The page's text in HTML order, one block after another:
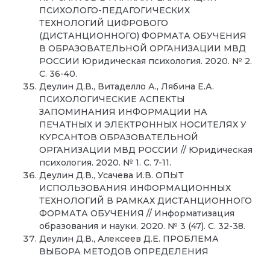
ПСИХОЛОГО-ПЕДАГОГИЧЕСКИХ
ТЕХНОЛОГИЙ ЦИФРОВОГО
(ДИСТАНЦИОННОГО) ФОРМАТА ОБУЧЕНИЯ
В ОБРАЗОВАТЕЛЬНОЙ ОРГАНИЗАЦИИ МВД
РОССИИ Юридическая психология. 2020. № 2.
С. 36-40.
Деулин Д.В., Витаделло А., Лябина Е.А.
ПСИХОЛОГИЧЕСКИЕ АСПЕКТЫ
ЗАПОМИНАНИЯ ИНФОРМАЦИИ НА
ПЕЧАТНЫХ И ЭЛЕКТРОННЫХ НОСИТЕЛЯХ У
КУРСАНТОВ ОБРАЗОВАТЕЛЬНОЙ
ОРГАНИЗАЦИИ МВД РОССИИ // Юридическая
психология. 2020. № 1. С. 7-11.
Деулин Д.В., Усачева И.В. ОПЫТ
ИСПОЛЬЗОВАНИЯ ИНФОРМАЦИОННЫХ
ТЕХНОЛОГИЙ В РАМКАХ ДИСТАНЦИОННОГО
ФОРМАТА ОБУЧЕНИЯ // Информатизация
образования и науки. 2020. № 3 (47). С. 32-38.
Деулин Д.В., Алексеев Д.Е. ПРОБЛЕМА
ВЫБОРА МЕТОДОВ ОПРЕДЕЛЕНИЯ